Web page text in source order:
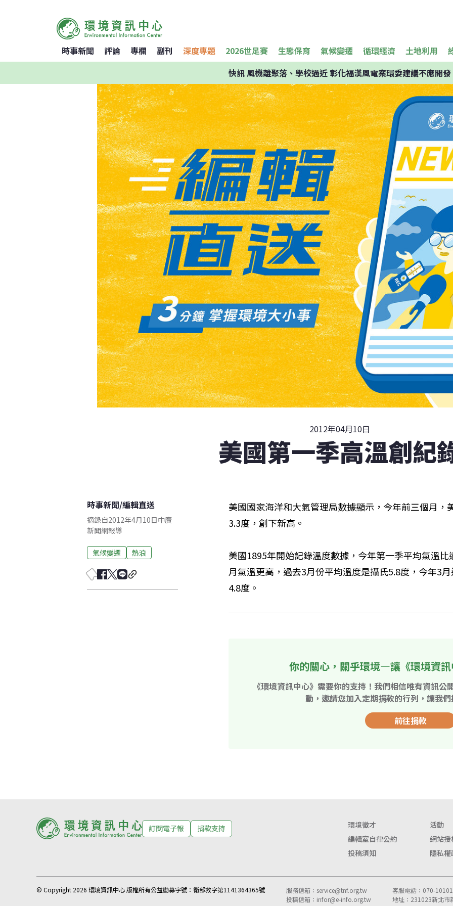
時事新聞 評論 專欄 副刊 深度專題 2026世足賽 生態保育 氣候變遷 循環經濟 土地利用
快訊風機離聚落、學校過近 彰化福漢風電案環委建議不應開發
2012年04月10日
美國第一季高溫創紀
時事新聞/編輯直送
摘錄自2012年4月10日中廣
新聞網報導
氣候變遷 熱浪
美國國家海洋和大氣管理局數據顯示，今年前三個月，
3.3度，創下新高。
美國1895年開始記錄溫度數據，今年第一季平均氣溫
月氣溫更高，過去3月份平均溫度是攝氏5.8度，今年3
4.8度。
你的關心，關乎環境—讓《環境資
《環境資訊中心》需要你的支持！我們相信唯有資訊
動，邀請您加入定期捐款的行列，讓我
前往捐款
訂閱電子報 捐款支持 環境徵才
活動
編輯室自律公約
網站
投稿須知
隱私
© Copyright 2026 環境資訊中心 版權所有公益勸募字號： 衛部救字第1141364365號 服務信箱： service@tnf.org.tw
投稿信箱： infor@e-info.org.tw
客服電話：070-
地址：231023新北市